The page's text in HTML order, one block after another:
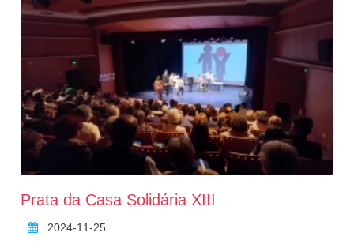
Prata da Casa Solidária XIII
2024-11-25